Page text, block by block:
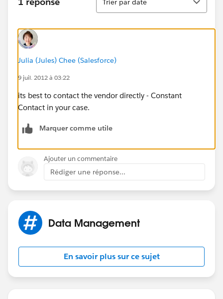
Trier par date
Julia (Jules) Chee (Salesforce)
9 juil. 2012 à 03:22
its best to contact the vendor directly - Constant
Contact in your case.
Marquer comme utile
Ajouter un commentaire
Rédiger une réponse...
Data Management
En savoir plus sur ce sujet